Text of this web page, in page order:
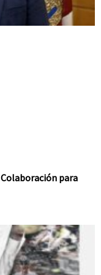
para